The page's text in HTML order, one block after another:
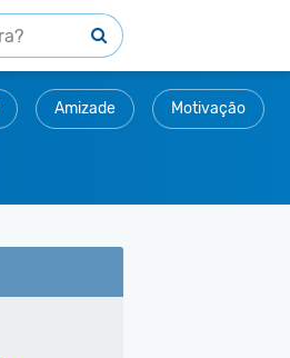
Amizade Motivação